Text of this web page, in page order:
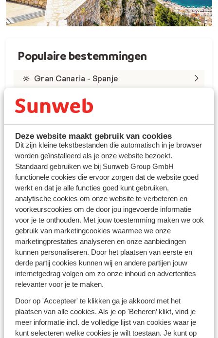
Deze website maakt gebruik van cookies
Dit zijn kleine tekstbestanden die automatisch in je browser
worden geïnstalleerd als je onze website bezoekt.
Standaard gebruiken we bij Sunweb Group GmbH
functionele cookies die ervoor zorgen dat de website goed
werkt en dat je alle functies goed kunt gebruiken,
analytische cookies om onze website te verbeteren en
voorkeurscookies om de door jou ingevoerde informatie
voor je te onthouden. Met jouw toestemming maken we ook
gebruik van marketingcookies waarmee we onze
marketingprestaties analyseren en onze aanbiedingen
kunnen personaliseren. Door het plaatsen van eerste en
derde partij cookies kunnen wij en andere partijen jouw
internetgedrag volgen om zo onze inhoud en advertenties
relevanter voor je te maken.
Door op 'Accepteer' te klikken ga je akkoord met het
plaatsen van alle cookies. Als je op 'Beheren’ klikt, vind je
meer informatie incl. de volledige lijst van cookies waar je
kunt selecteren welke cookies je wilt toestaan. Je kunt op
Populaire bestemmingen
Gran Canaria - Spanje
Tenerife - Spanje
Marsa Alam - Egypte
Rode Zee - Egypte
Kreta - Griekenland
Rhodos - Griekenland
Turkse Riviera - Turkije
Winterzon Egypte: all-in
vanaf €599 p.p.